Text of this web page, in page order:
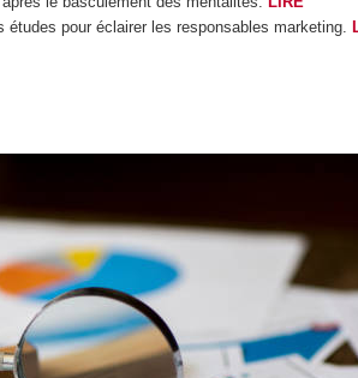
pour éclairer les responsables marketing.